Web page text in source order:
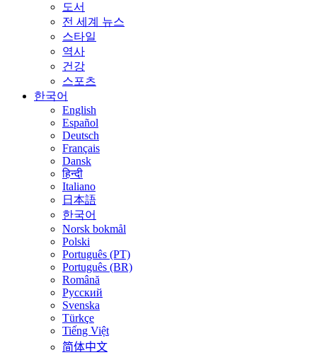
도서
전 세계 뉴스
스타일
역사
건강
스포츠
한국어
English
Español
Deutsch
Français
Dansk
हिन्दी
Italiano
日本語
한국어
Norsk bokmål
Polski
Português (PT)
Português (BR)
Română
Русский
Svenska
Türkçe
Tiếng Việt
简体中文